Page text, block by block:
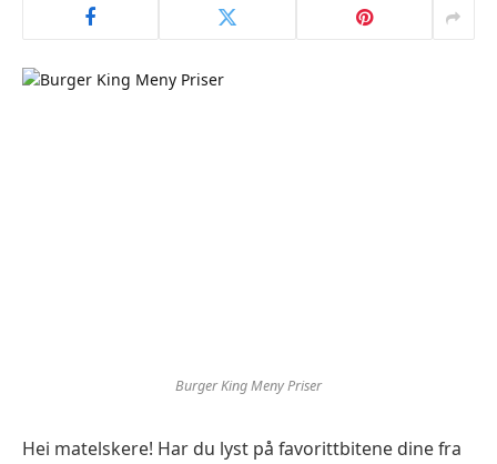
Burger King Meny Priser
Hei matelskere! Har du lyst på favorittbitene dine fra